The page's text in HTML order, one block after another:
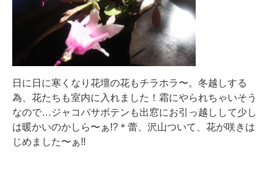
日に日に寒くなり花壇の花もチラホラ〜。冬越しする
為、花たちも室内に入れました！霜にやられちゃいそう
なので…ジャコバサボテンも出窓にお引っ越しして少し
は暖かいのかしら〜ぁ!?＊蕾、沢山ついて、花が咲きは
じめました〜ぁ!!